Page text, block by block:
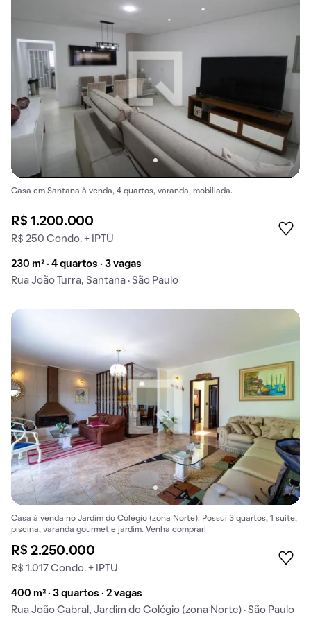
Casa em Santana à venda, 4 quartos, varanda, mobiliada.
R$ 1.200.000
R$ 250 Condo. + IPTU
230 m² · 4 quartos · 3 vagas
Rua João Turra, Santana · São Paulo
Casa à venda no Jardim do Colégio (zona Norte). Possui 3 quartos, 1 suíte,
piscina, varanda gourmet e jardim. Venha comprar!
R$ 2.250.000
R$ 1.017 Condo. + IPTU
400 m² · 3 quartos · 2 vagas
Rua João Cabral, Jardim do Colégio (zona Norte) · São Paulo